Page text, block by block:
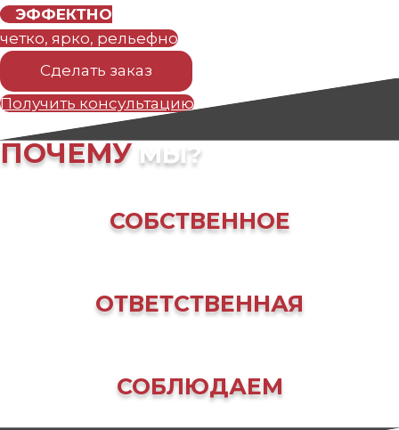
ЭФФЕКТНО
четко, ярко, рельефно
Сделать заказ
Получить консультацию
ПОЧЕМУ МЫ?
СОБСТВЕННОЕ
ОТВЕТСТВЕННАЯ
СОБЛЮДАЕМ